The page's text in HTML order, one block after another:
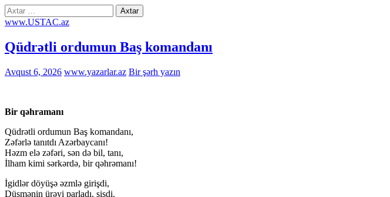
Axtarış:
www.USTAC.az
Qüdrətli ordumun Baş komandanı
Avqust 6, 2026 www.yazarlar.az Bir şərh yazın
Bir qəhramanı
Qüdrətli ordumun Baş komandanı,
Zəfərlə tanıtdı Azərbaycanı!
Həzm elə zəfəri, sən də bil, tanı,
İlham kimi sərkərdə, bir qəhrəmanı!
İgidlər döyüşə əzmlə girişdi,
Düşmənin ürəyi parladı, şişdi.